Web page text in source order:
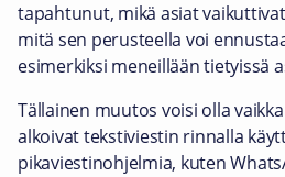
tapahtunut, mikä asiat
mitä sen perusteella voi
esimerkiksi meneillään tietyissä
Tällainen muutos voisi olla
alkoivat tekstiviestin rinnalla
pikaviestinohjelmia, kuten